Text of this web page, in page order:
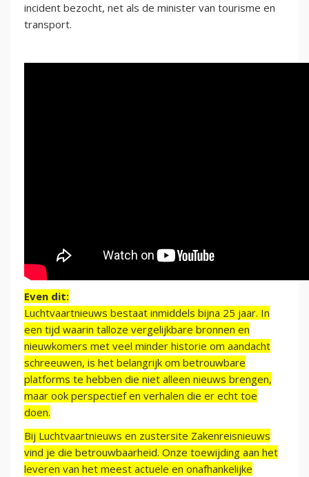
incident bezocht, net als de minister van tourisme en
transport.
Even dit:
Luchtvaartnieuws bestaat inmiddels bijna 25 jaar. In
een tijd waarin talloze vergelijkbare bronnen en
nieuwkomers met veel minder historie om aandacht
schreeuwen, is het belangrijk om betrouwbare
platforms te hebben die niet alleen nieuws brengen,
maar ook perspectief en verhalen die er echt toe
doen.
Bij Luchtvaartnieuws en zustersite Zakenreisnieuws
vind je die betrouwbaarheid. Onze toewijding aan het
leveren van het meest actuele en onafhankelijke